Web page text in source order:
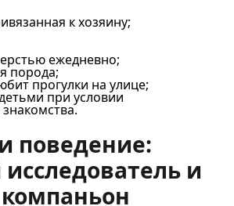
к хозяину;
ежедневно;
порода;
прогулки на улице;
при условии
поведение:
и